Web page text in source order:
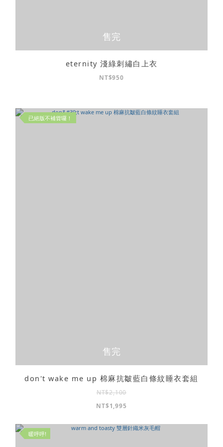
售完
eternity 淺綠刺繡白上衣
NT$950
已絕版不補貨囉！
售完
don't wake me up 棉麻抗皺藍白條紋睡衣套組
NT$2,100
NT$1,995
暖呼呼!